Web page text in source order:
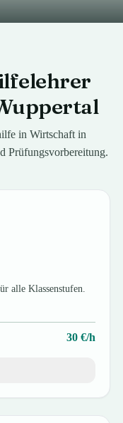
inWirtschaft in
Prüfungsvorbereitung.
alle Klassenstufen.
30€/h